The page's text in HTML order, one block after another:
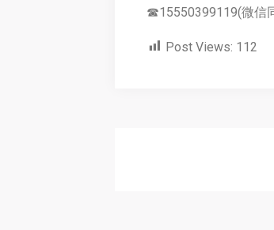
☎15550399119(微信
Post Views: 112